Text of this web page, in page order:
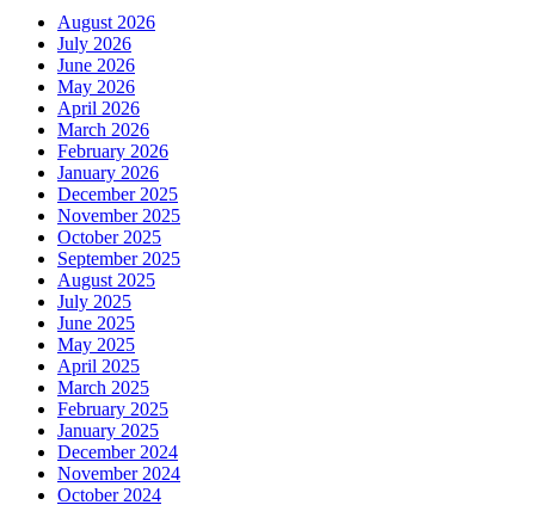
August 2026
July 2026
June 2026
May 2026
April 2026
March 2026
February 2026
January 2026
December 2025
November 2025
October 2025
September 2025
August 2025
July 2025
June 2025
May 2025
April 2025
March 2025
February 2025
January 2025
December 2024
November 2024
October 2024